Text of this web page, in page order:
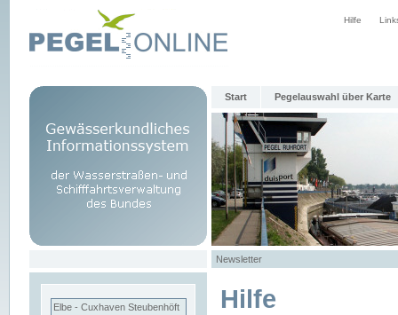
Hilfe
Start Pegelauswahl über Karte
Newsletter
Elbe - Cuxhaven Steubenhöft Hilfe